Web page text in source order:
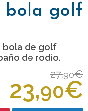
bola golf
bola de golf
de rodio.
27,90€
23,90€